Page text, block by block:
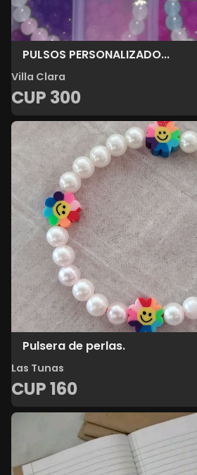
PULSOS PERSONALIZADO...
Villa Clara
CUP 300
Pulsera de perlas.
Las Tunas
CUP160